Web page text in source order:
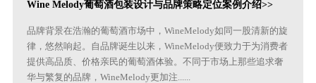
Wine Melody葡萄酒包装设计与品牌策略定位案例介绍>>
品牌背景在浩瀚的葡萄酒市场中，WineMelody如同一股清新的旋
律，悠然响起。自品牌诞生以来，WineMelody便致力于为消费者
提供高品质、价格亲民的葡萄酒体验。不同于市场上那些追求奢
华与繁复的品牌，WineMelody更加注......